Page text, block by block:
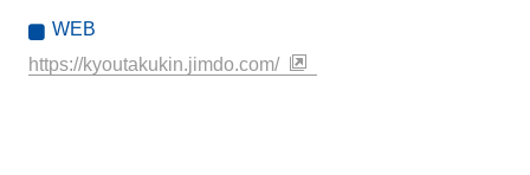
WEB
https://kyoutakukin.jimdo.com/